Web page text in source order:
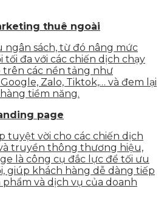
thuê ngoài
ngân sách, từ đó nâng mức
tối đa với các chiến dịch chạy
trên các nền tảng như
Zalo, Tiktok,… và đem lại
tiềm năng.
page
tuyệt vời cho các chiến dịch
truyền thông thương hiệu,
là công cụ đắc lực để tối ưu
giúp khách hàng dễ dàng tiếp
phẩm và dịch vụ của doanh